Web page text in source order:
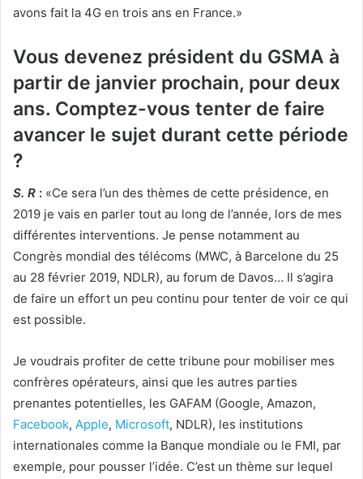
avons fait la 4G en trois ans en France.»
Vous devenez président du GSMA à
partir de janvier prochain, pour deux
ans. Comptez-vous tenter de faire
avancer le sujet durant cette période
?
S. R : «Ce sera l’un des thèmes de cette présidence, en
2019 je vais en parler tout au long de l’année, lors de mes
différentes interventions. Je pense notamment au
Congrès mondial des télécoms (MWC, à Barcelone du 25
au 28 février 2019, NDLR), au forum de Davos… Il s’agira
de faire un effort un peu continu pour tenter de voir ce qui
est possible.
Je voudrais profiter de cette tribune pour mobiliser mes
confrères opérateurs, ainsi que les autres parties
prenantes potentielles, les GAFAM (Google, Amazon,
Facebook, Apple, Microsoft, NDLR), les institutions
internationales comme la Banque mondiale ou le FMI, par
exemple, pour pousser l’idée. C’est un thème sur lequel